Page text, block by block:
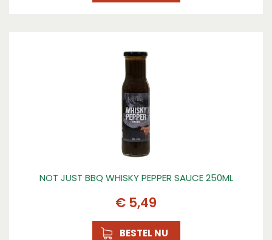
NOT JUST BBQ WHISKY PEPPER SAUCE 250ML
€ 5,49
BESTEL NU